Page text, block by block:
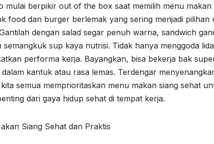
mulai berpikir out of the box saat memilih menu makan
food dan burger berlemak yang sering menjadi pilihan
dengan salad segar penuh warna, sandwich
semangkuk sup kaya nutrisi. Tidak hanya menggoda
performa kerja. Bayangkan, bisa bekerja bak
kantuk atau rasa lemas. Terdengar
semua memprioritaskan menu makan siang sehat
dari gaya hidup sehat di tempat kerja.
Siang Sehat dan Praktis